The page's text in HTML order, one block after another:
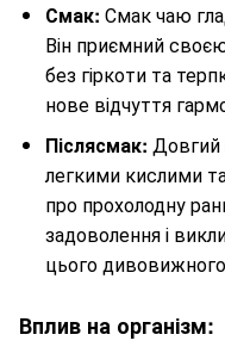
Смак: Смак чаю
Він приємний
без гіркоти та
нове відчуття
Післясмак: Довгий
легкими кислими
про прохолодну
задоволення і
цього
Вплив на організм: